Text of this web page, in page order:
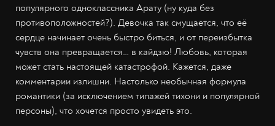
популярного одноклассника Арату (ну куда без
противоположностей?). Девочка так смущается, что её
сердце начинает очень быстро биться, и от переизбытка
чувств она превращается… в кайдзю! Любовь, которая
может стать настоящей катастрофой. Кажется, даже
комментарии излишни. Настолько необычная формула
романтики (за исключением типажей тихони и популярной
персоны), что хочется просто увидеть это.